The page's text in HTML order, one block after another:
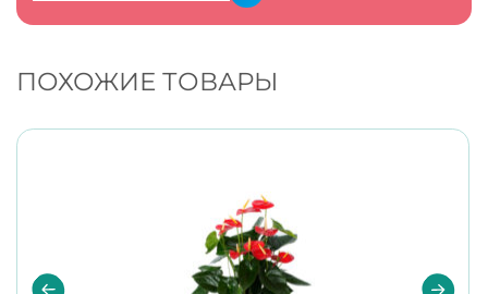
ПОХОЖИЕ ТОВАРЫ